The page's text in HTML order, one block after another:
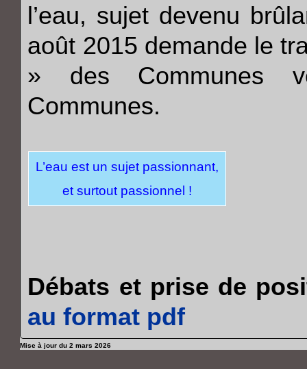
l’eau, sujet devenu
août 2015 demande le
» des Communes
Communes.
L’eau est un sujet passionnant,
et surtout passionnel !
Débats et prise de
au format pdf
Mise à jour du 2 mars 2026